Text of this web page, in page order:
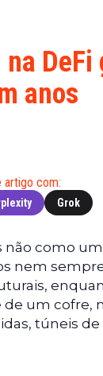
Notícias
Web3
Notícias
anos
artigo com:
Grok
como
nem
um cofre,
túneis